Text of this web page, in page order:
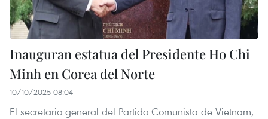
Inauguran estatua del Presidente Ho Chi
Minh en Corea del Norte
10/10/2025 08:04
El secretario general del Partido Comunista de Vietnam,